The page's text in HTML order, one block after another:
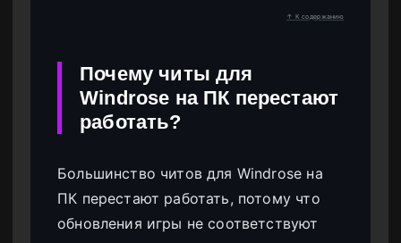
↑ К содержанию
Почему читы для
Windrose на ПК перестают
работать?
Большинство читов для Windrose на
ПК перестают работать, потому что
обновления игры не соответствуют